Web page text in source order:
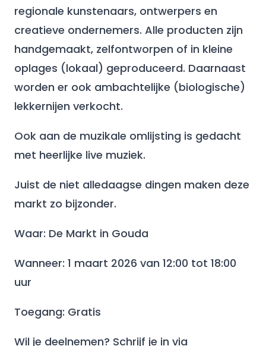
regionale kunstenaars, ontwerpers en
creatieve ondernemers. Alle producten zijn
handgemaakt, zelfontworpen of in kleine
oplages (lokaal) geproduceerd. Daarnaast
worden er ook ambachtelijke (biologische)
lekkernijen verkocht.
Ook aan de muzikale omlijsting is gedacht
met heerlijke live muziek.
Juist de niet alledaagse dingen maken deze
markt zo bijzonder.
Waar: De Markt in Gouda
Wanneer: 1 maart 2026 van 12:00 tot 18:00
uur
Toegang: Gratis
Wil je deelnemen? Schrijf je in via